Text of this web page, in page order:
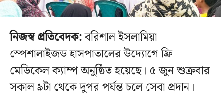
নিজস্ব প্রতিবেদক:বরিশাল ইসলামিয়া
স্পেশালাইজড হাসপাতালের উদ্যোগে ফ্রি
মেডিকেল ক্যাম্প অনুষ্ঠিত হয়েছে। ৫ জুন শুক্রবার
সকাল ৯টা থেকে দুপর পর্যন্ত চলে সেবা প্রদান।